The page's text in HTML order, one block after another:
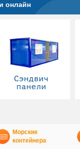
онлайн
Сэндвич
панели
Морские
контейнера